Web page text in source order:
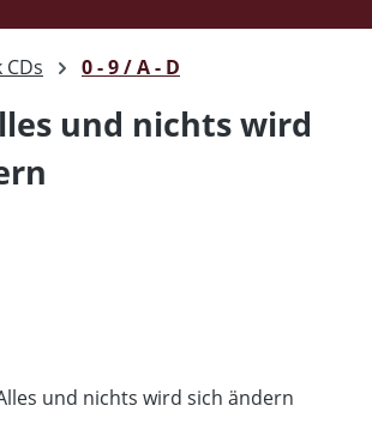
CDs 0 - 9 / A - D
und nichts wird